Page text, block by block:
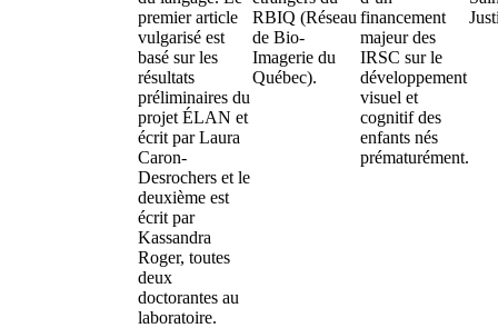
premier article
vulgarisé est
basé sur les
résultats
préliminaires du
projet ÉLAN et
écrit par Laura
Caron-
Desrochers et le
deuxième est
écrit par
Kassandra
Roger, toutes
deux
doctorantes au
laboratoire.
RBIQ (Réseau
de Bio-
Imagerie du
Québec).
financement
majeur des
IRSC sur le
développement
visuel et
cognitif des
enfants nés
prématurément.